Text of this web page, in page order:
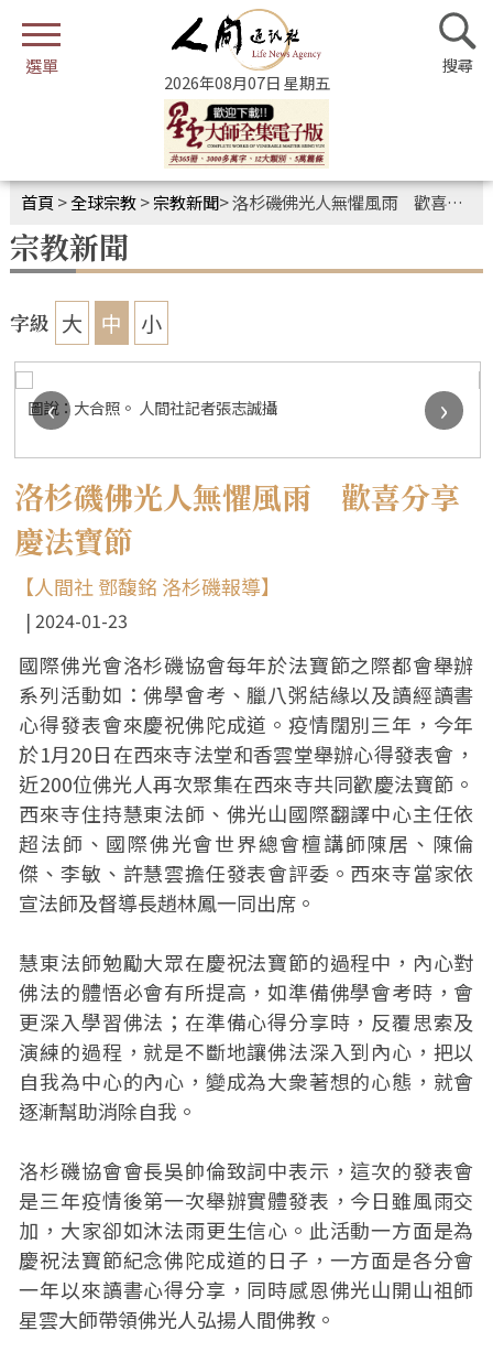
2026年08月07日 星期五
首頁 >全球宗教>宗教新聞>洛杉磯佛光人無懼風雨 歡喜分享慶法寶節
宗教新聞
字級 大 中 小
圖說：大合照。 人間社記者張志誠攝
‹ ›
洛杉磯佛光人無懼風雨 歡喜分享
慶法寶節
【人間社 鄧馥銘 洛杉磯報導】
2024-01-23
國際佛光會洛杉磯協會每年於法寶節之際都會舉辦
系列活動如：佛學會考、臘八粥結緣以及讀經讀書
心得發表會來慶祝佛陀成道。疫情闊別三年，今年
於1月20日在西來寺法堂和香雲堂舉辦心得發表會，
近200位佛光人再次聚集在西來寺共同歡慶法寶節。
西來寺住持慧東法師、佛光山國際翻譯中心主任依
超法師、國際佛光會世界總會檀講師陳居、陳倫
傑、李敏、許慧雲擔任發表會評委。西來寺當家依
宣法師及督導長趙林鳳一同出席。
慧東法師勉勵大眾在慶祝法寶節的過程中，內心對
佛法的體悟必會有所提高，如準備佛學會考時，會
更深入學習佛法；在準備心得分享時，反覆思索及
演練的過程，就是不斷地讓佛法深入到內心，把以
自我為中心的內心，變成為大衆著想的心態，就會
逐漸幫助消除自我。
洛杉磯協會會長吳帥倫致詞中表示，這次的發表會
是三年疫情後第一次舉辦實體發表，今日雖風雨交
加，大家卻如沐法雨更生信心。此活動一方面是為
慶祝法寶節紀念佛陀成道的日子，一方面是各分會
一年以來讀書心得分享，同時感恩佛光山開山祖師
星雲大師帶領佛光人弘揚人間佛教。